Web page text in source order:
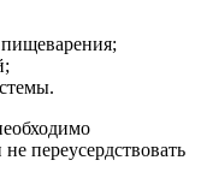
переусердствовать